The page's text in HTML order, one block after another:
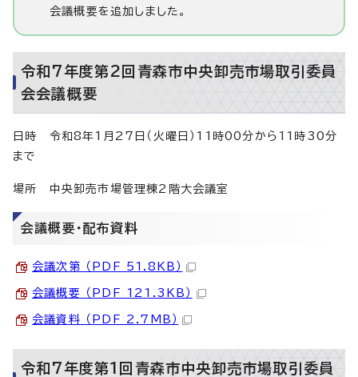
会議概要を追加しました。
令和7年度第2回青森市中央卸売市場取引委員
会会議概要
日時 令和8年1月27日（火曜日）11時00分から11時30分
まで
場所 中央卸売市場管理棟2階大会議室
会議概要・配布資料
会議次第 （PDF 51.8KB）
会議概要 （PDF 121.3KB）
会議資料 （PDF 2.7MB）
令和7年度第1回青森市中央卸売市場取引委員